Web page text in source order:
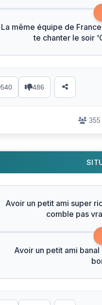
La même équipe de
te chanter le soir
540 486
Avoir un petit ami super
comble pas
Avoir un petit ami